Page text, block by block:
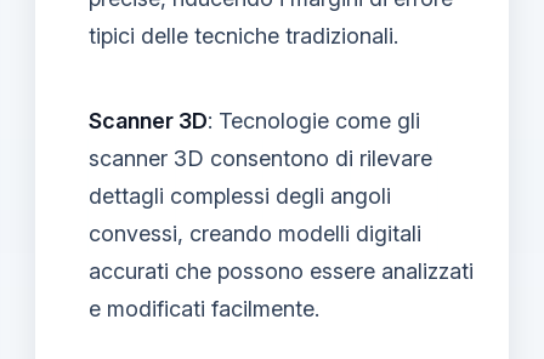
tipici delle tecniche tradizionali.
Scanner 3D: Tecnologie come gli
scanner 3D consentono di rilevare
dettagli complessi degli angoli
convessi, creando modelli digitali
accurati che possono essere analizzati
e modificati facilmente.